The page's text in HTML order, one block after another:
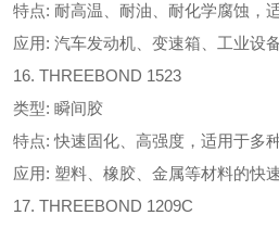
特点: 耐高温、耐油、耐化学腐蚀，
应用: 汽车发动机、变速箱、工业设备
16. THREEBOND 1523
类型: 瞬间胶
特点: 快速固化、高强度，适用于多
应用: 塑料、橡胶、金属等材料的快速
17. THREEBOND 1209C